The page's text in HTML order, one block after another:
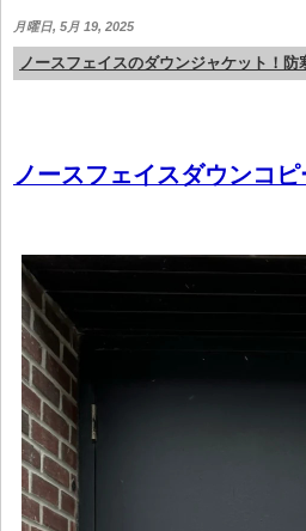
月曜日, 5月 19, 2025
ノースフェイスのダウンジャケット！
ノースフェイスダウンコピ